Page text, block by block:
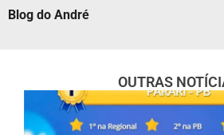
Blog do André
OUTRAS